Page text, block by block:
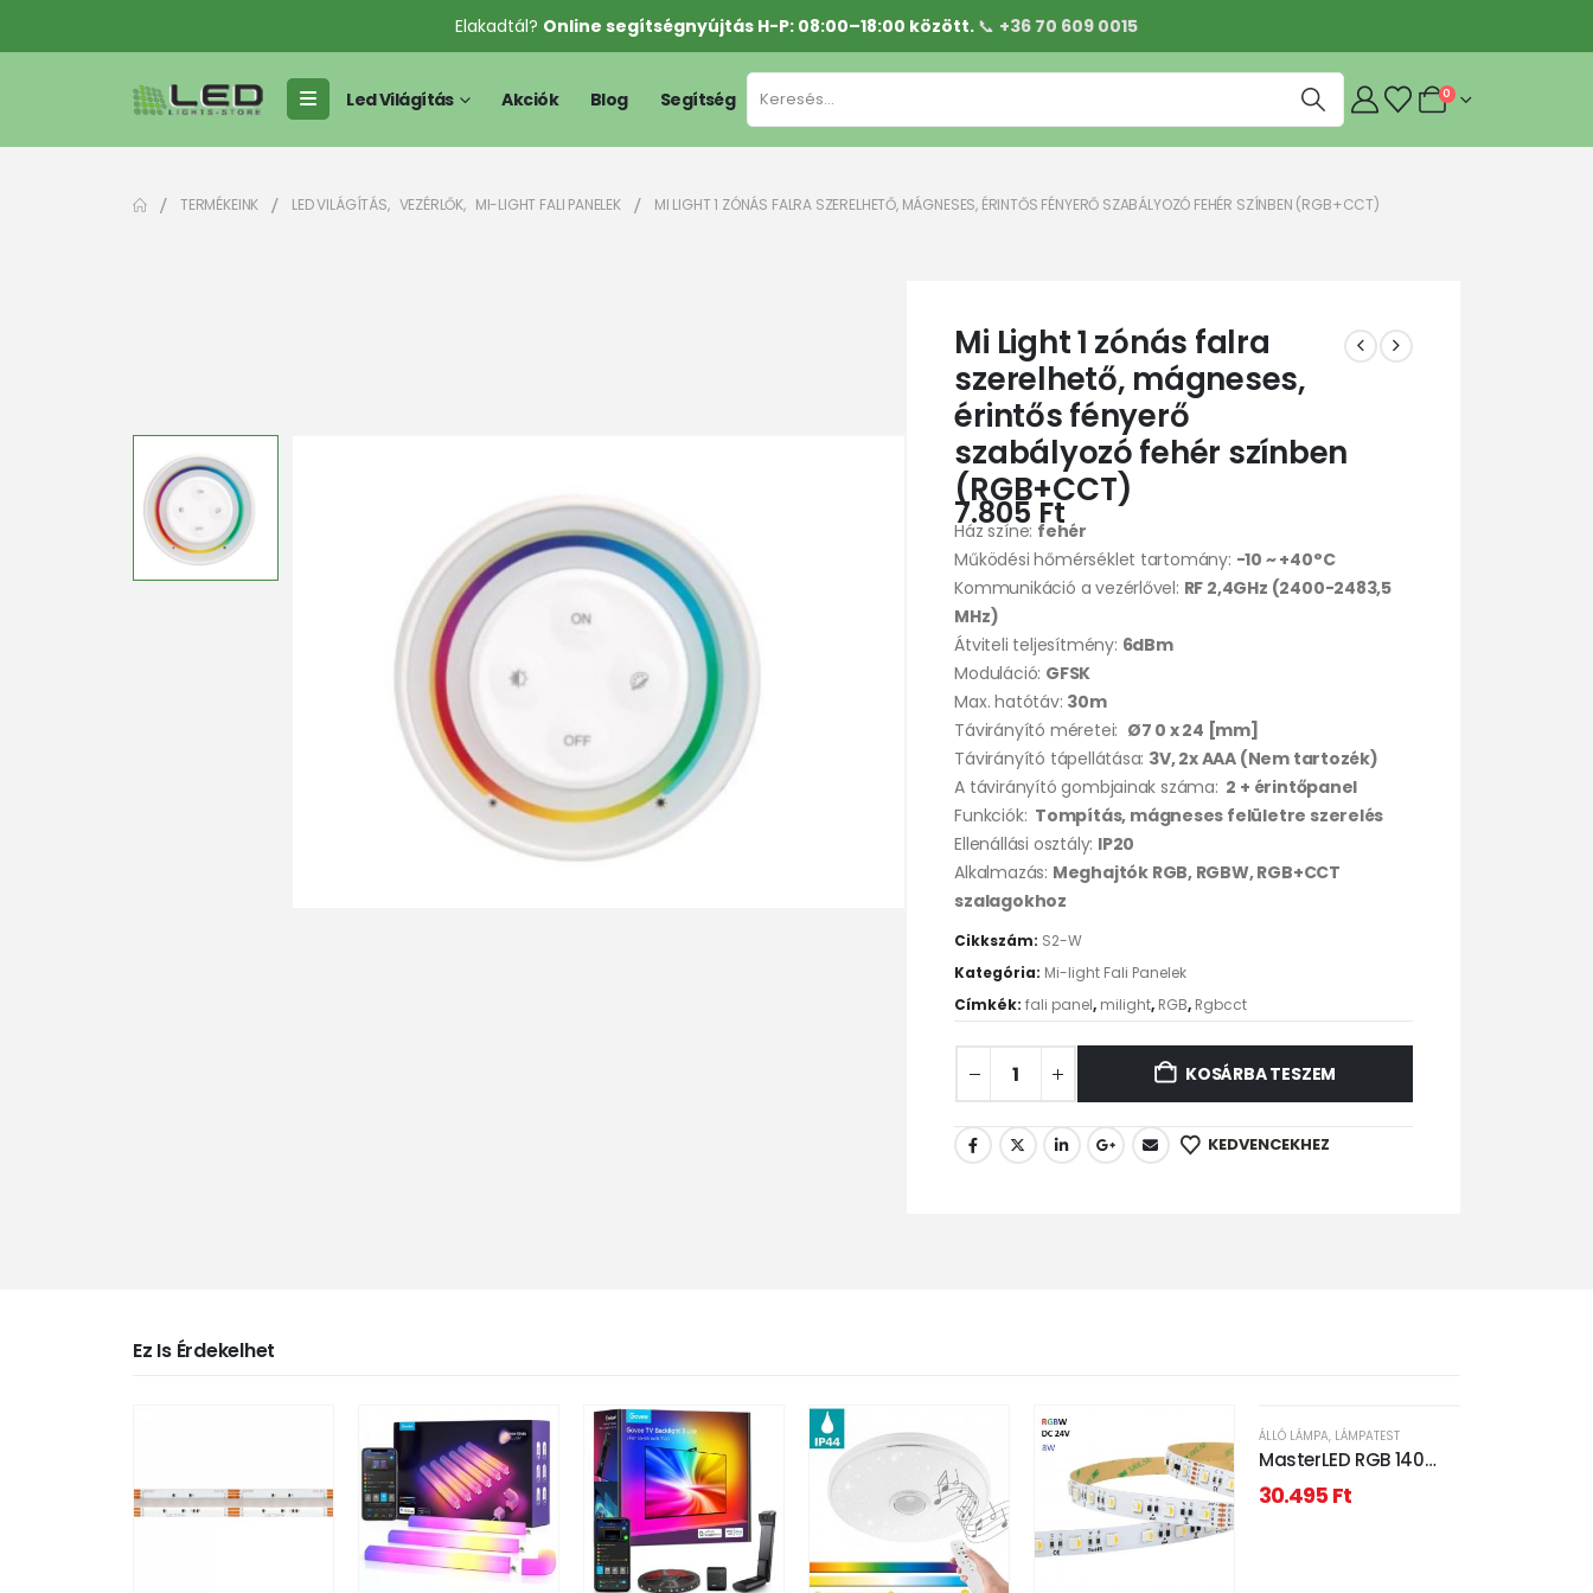
Elakadtál? Online segítségnyújtás H-P: 08:00–18:00 között. 📞 +36 70 609 0015
Led Világítás Akciók Blog Segítség 0
TERMÉKEINK LED VILÁGÍTÁS, VEZÉRLŐK, MI-LIGHT FALI PANELEK MI LIGHT 1 ZÓNÁS FALRA SZERELHETŐ, MÁGNESES, ÉRINTŐS FÉNYERŐ SZABÁLYOZÓ FEHÉR SZÍNBEN (RGB+CCT)
Mi Light 1 zónás falra
szerelhető, mágneses,
érintős fényerő
szabályozó fehér színben
(RGB+CCT)
7.805 Ft
Ház színe: fehér
Működési hőmérséklet tartomány: -10 ~ +40°C
Kommunikáció a vezérlővel: RF 2,4GHz (2400-2483,5
MHz)
Átviteli teljesítmény: 6dBm
Moduláció: GFSK
Max. hatótáv: 30m
Távirányító méretei: Ø7 0 x 24 [mm]
Távirányító tápellátása: 3V, 2x AAA (Nem tartozék)
A távirányító gombjainak száma: 2 + érintőpanel
Funkciók: Tompítás, mágneses felületre szerelés
Ellenállási osztály: IP20
Alkalmazás: Meghajtók RGB, RGBW, RGB+CCT
szalagokhoz
Cikkszám: S2-W
Kategória: Mi-light Fali Panelek
Címkék:fali panel, milight, RGB, Rgbcct
KOSÁRBA TESZEM
KEDVENCEKHEZ
Ez Is Érdekelhet
ÁLLÓ LÁMPA, LÁMPATEST
MasterLED RGB 140
cm-es, fekete színű
állólámpa
30.495Ft